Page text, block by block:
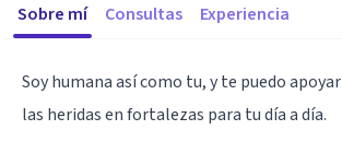
Sobre mí Consultas Experiencia
Soy humana así como tu, y te puedo
las heridas en fortalezas para tu día a día.